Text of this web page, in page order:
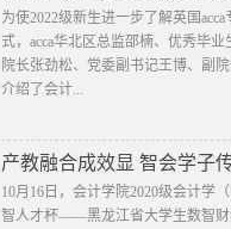
为使2022级新生进一步了解英国
式，acca华北区总监邵楠、优秀毕
院长张劲松、党委副书记王博、副
介绍了会计...
产教融合成效显 智会学子
​10月16日，会计学院2020级会计学
智人才杯——黑龙江省大学生数智财